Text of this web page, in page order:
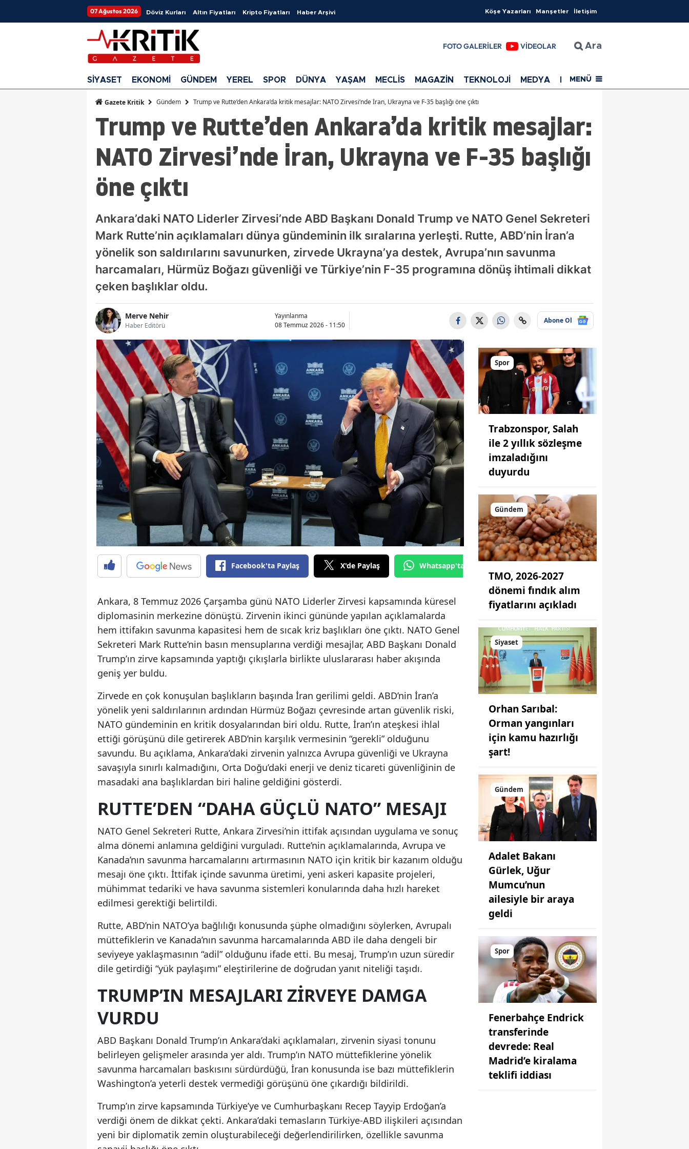
07 Ağustos 2026 Döviz Kurları Altın Fiyatları Kripto Fiyatları Haber Arşivi Köşe Yazarları Manşetler İletişim
FOTO GALERİLER VİDEOLAR Ara
SİYASET EKONOMİ GÜNDEM YEREL SPOR DÜNYA YAŞAM MECLİS MAGAZİN TEKNOLOJİ MEDYA EĞİTİM SAĞLIK
MENÜ
Gazete Kritik Gündem Trump ve Rutte’den Ankara’da kritik mesajlar: NATO Zirvesi’nde İran, Ukrayna ve F-35 başlığı öne çıktı
Trump ve Rutte’den Ankara’da kritik mesajlar:
NATO Zirvesi’nde İran, Ukrayna ve F-35 başlığı
öne çıktı
Ankara’daki NATO Liderler Zirvesi’nde ABD Başkanı Donald Trump ve NATO Genel Sekreteri
Mark Rutte’nin açıklamaları dünya gündeminin ilk sıralarına yerleşti. Rutte, ABD’nin İran’a
yönelik son saldırılarını savunurken, zirvede Ukrayna’ya destek, Avrupa’nın savunma
harcamaları, Hürmüz Boğazı güvenliği ve Türkiye’nin F-35 programına dönüş ihtimali dikkat
çeken başlıklar oldu.
Merve Nehir
Haber Editörü
Yayınlanma
08 Temmuz 2026 - 11:50
Abone Ol
Facebook'ta Paylaş X'de Paylaş Whatsapp'tan Gönder
Ankara, 8 Temmuz 2026 Çarşamba günü NATO Liderler Zirvesi kapsamında küresel
diplomasinin merkezine dönüştü. Zirvenin ikinci gününde yapılan açıklamalarda
hem ittifakın savunma kapasitesi hem de sıcak kriz başlıkları öne çıktı. NATO Genel
Sekreteri Mark Rutte’nin basın mensuplarına verdiği mesajlar, ABD Başkanı Donald
Trump’ın zirve kapsamında yaptığı çıkışlarla birlikte uluslararası haber akışında
geniş yer buldu.
Zirvede en çok konuşulan başlıkların başında İran gerilimi geldi. ABD’nin İran’a
yönelik yeni saldırılarının ardından Hürmüz Boğazı çevresinde artan güvenlik riski,
NATO gündeminin en kritik dosyalarından biri oldu. Rutte, İran’ın ateşkesi ihlal
ettiği görüşünü dile getirerek ABD’nin karşılık vermesinin “gerekli” olduğunu
savundu. Bu açıklama, Ankara’daki zirvenin yalnızca Avrupa güvenliği ve Ukrayna
savaşıyla sınırlı kalmadığını, Orta Doğu’daki enerji ve deniz ticareti güvenliğinin de
masadaki ana başlıklardan biri haline geldiğini gösterdi.
RUTTE’DEN “DAHA GÜÇLÜ NATO” MESAJI
NATO Genel Sekreteri Rutte, Ankara Zirvesi’nin ittifak açısından uygulama ve sonuç
alma dönemi anlamına geldiğini vurguladı. Rutte’nin açıklamalarında, Avrupa ve
Kanada’nın savunma harcamalarını artırmasının NATO için kritik bir kazanım olduğu
mesajı öne çıktı. İttifak içinde savunma üretimi, yeni askeri kapasite projeleri,
mühimmat tedariki ve hava savunma sistemleri konularında daha hızlı hareket
edilmesi gerektiği belirtildi.
Rutte, ABD’nin NATO’ya bağlılığı konusunda şüphe olmadığını söylerken, Avrupalı
müttefiklerin ve Kanada’nın savunma harcamalarında ABD ile daha dengeli bir
seviyeye yaklaşmasının “adil” olduğunu ifade etti. Bu mesaj, Trump’ın uzun süredir
dile getirdiği “yük paylaşımı” eleştirilerine de doğrudan yanıt niteliği taşıdı.
TRUMP’IN MESAJLARI ZIRVEYE DAMGA
VURDU
ABD Başkanı Donald Trump’ın Ankara’daki açıklamaları, zirvenin siyasi tonunu
belirleyen gelişmeler arasında yer aldı. Trump’ın NATO müttefiklerine yönelik
savunma harcamaları baskısını sürdürdüğü, İran konusunda ise bazı müttefiklerin
Washington’a yeterli destek vermediği görüşünü öne çıkardığı bildirildi.
Trump’ın zirve kapsamında Türkiye’ye ve Cumhurbaşkanı Recep Tayyip Erdoğan’a
verdiği önem de dikkat çekti. Ankara’daki temasların Türkiye-ABD ilişkileri açısından
yeni bir diplomatik zemin oluşturabileceği değerlendirilirken, özellikle savunma
Spor
Trabzonspor, Salah
ile 2 yıllık sözleşme
imzaladığını
duyurdu
Gündem
TMO, 2026-2027
dönemi fındık alım
fiyatlarını açıkladı
Siyaset
Orhan Sarıbal:
Orman yangınları
için kamu hazırlığı
şart!
Gündem
Adalet Bakanı
Gürlek, Uğur
Mumcu’nun
ailesiyle bir araya
geldi
Spor
Fenerbahçe Endrick
transferinde
devrede: Real
Madrid’e kiralama
teklifi iddiası